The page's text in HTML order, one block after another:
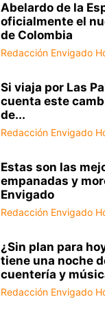
Abelardo de la
oficialmente el
de Colombia
Redacción Envigado
Si viaja por Las
cuenta este
de...
Redacción Envigado
Estas son las
empanadas y
Envigado
Redacción Envigado
¿Sin plan para
tiene una noche
cuentería y
Redacción Envigado